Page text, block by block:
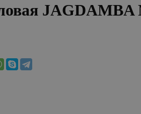
JAGDAMBA